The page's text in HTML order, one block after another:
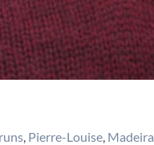
, Pierre-Louise, Madeira